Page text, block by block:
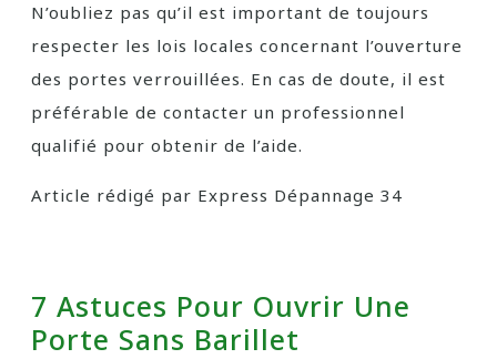
N’oubliez pas qu’il est important de toujours
respecter les lois locales concernant l’ouverture
des portes verrouillées. En cas de doute, il est
préférable de contacter un professionnel
qualifié pour obtenir de l’aide.
Article rédigé par Express Dépannage 34
7 Astuces Pour Ouvrir Une
Porte Sans Barillet